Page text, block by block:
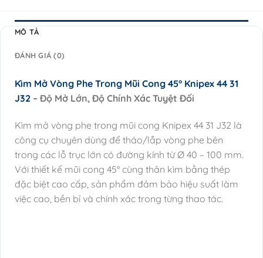
MÔ TẢ
ĐÁNH GIÁ (0)
Kìm Mở Vòng Phe Trong Mũi Cong 45° Knipex 44 31
J32 – Độ Mở Lớn, Độ Chính Xác Tuyệt Đối
Kìm mở vòng phe trong mũi cong Knipex 44 31 J32 là
công cụ chuyên dùng để tháo/lắp vòng phe bên
trong các lỗ trục lớn có đường kính từ Ø 40 – 100 mm.
Với thiết kế mũi cong 45° cùng thân kìm bằng thép
đặc biệt cao cấp, sản phẩm đảm bảo hiệu suất làm
việc cao, bền bỉ và chính xác trong từng thao tác.